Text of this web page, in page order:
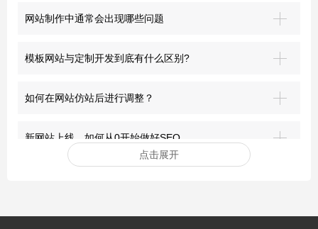
网站制作中通常会出现哪些问题
模板网站与定制开发到底有什么区别?
如何在网站仿站后进行调整？
新网站上线，如何从0开始做好SEO
突破界限：青岛网站建设的前沿探索
点击展开